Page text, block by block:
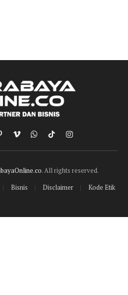
VimeoWhatsApp
TikTokInstagram
. All rights reserved.
Bisnis Disclaimer Kode Etik